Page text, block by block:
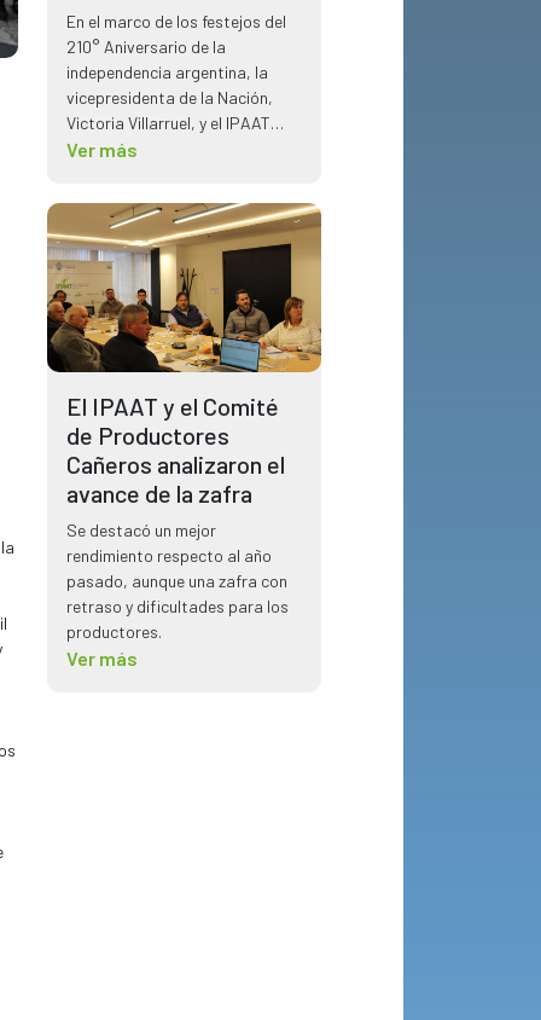
En el marco de los festejos del
210° Aniversario de la
independencia argentina, la
vicepresidenta de la Nación,
Victoria Villarruel, y el IPAAT
tuvo la oportunidad de reunirse
el sector sucroalcoholero.
Ver más
El IPAAT y el Comité
de Productores
Cañeros analizaron el
avance de la zafra
Se destacó un mejor
rendimiento respecto al año
pasado, aunque una zafra con
retraso y dificultades para los
productores.
Ver más